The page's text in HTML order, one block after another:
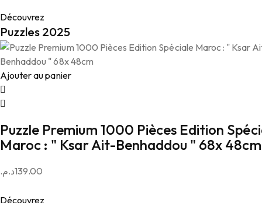
Découvrez
Puzzles 2025
Ajouter au panier
Puzzle Premium 1000 Pièces Edition
Maroc : " Ksar Ait-Benhaddou " 68x 48cm
139.00د.م.
Découvrez